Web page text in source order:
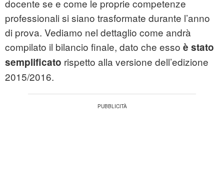
docente se e come le proprie competenze
professionali si siano trasformate durante l’anno
di prova. Vediamo nel dettaglio come andrà
compilato il bilancio finale, dato che esso è stato
semplificato rispetto alla versione dell’edizione
2015/2016.